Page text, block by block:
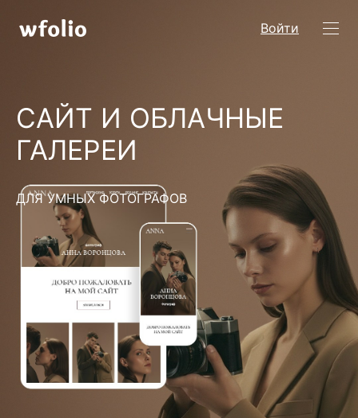
Войти
САЙТ И ОБЛАЧНЫЕ
ГАЛЕРЕИ
ДЛЯ УМНЫХ ФОТОГРАФОВ